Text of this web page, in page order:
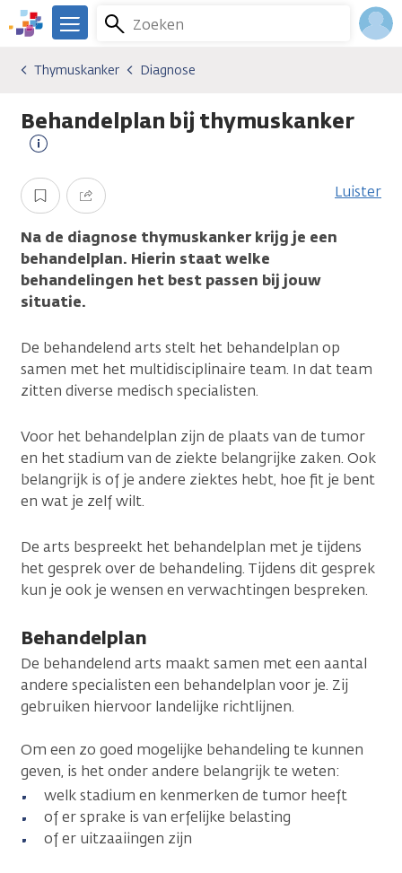
Overslaan
en
gaan
We
er
je.
Kanker.nl
Zoeken
Menu
Kankersoorten
Thymuskanker
Diagnose
Thymuskanker Diagnose
Behandelplan bij thymuskanker
informatie
Opslaan Delen Luister
Na de diagnose thymuskanker krijg je een
behandelplan. Hierin staat welke
behandelingen het best passen bij jouw
situatie.
De behandelend arts stelt het behandelplan op
samen met het multidisciplinaire team. In dat team
zitten diverse medisch specialisten.
Voor het behandelplan zijn de plaats van de tumor
en het stadium van de ziekte belangrijke zaken. Ook
belangrijk is of je andere ziektes hebt, hoe fit je bent
en wat je zelf wilt.
De arts bespreekt het behandelplan met je tijdens
het gesprek over de behandeling. Tijdens dit gesprek
kun je ook je wensen en verwachtingen bespreken.
Behandelplan
De behandelend arts maakt samen met een aantal
andere specialisten een behandelplan voor je. Zij
gebruiken hiervoor landelijke richtlijnen.
Om een zo goed mogelijke behandeling te kunnen
geven, is het onder andere belangrijk te weten:
welk stadium en kenmerken de tumor heeft
of er sprake is van erfelijke belasting
of er uitzaaiingen zijn